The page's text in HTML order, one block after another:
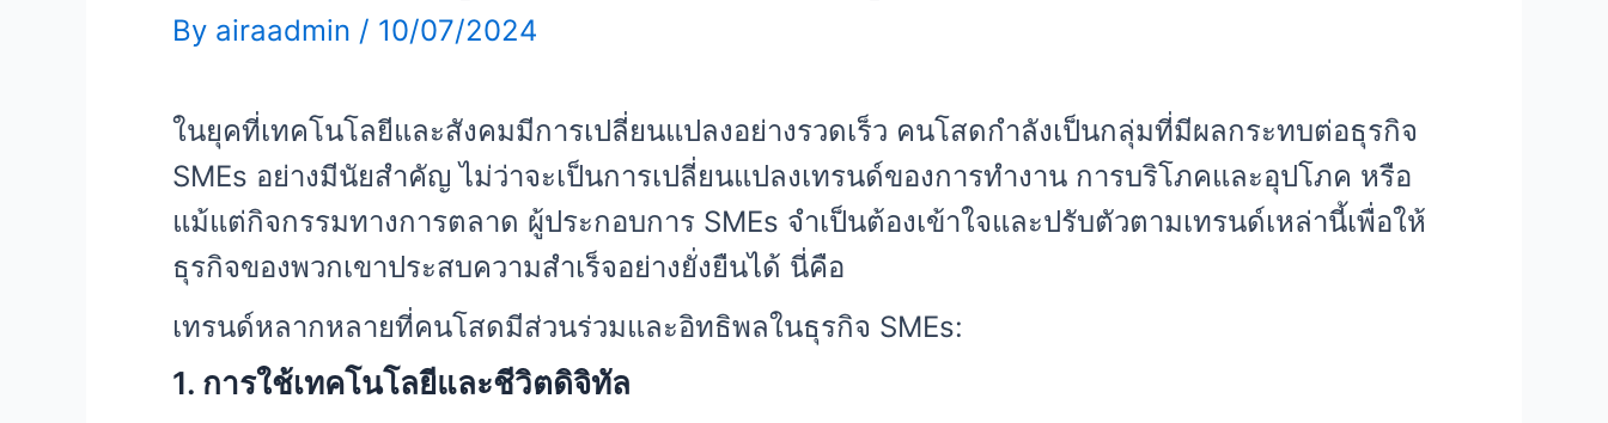
By airaadmin / 10/07/2024
ในยุคที่เทคโนโลยีและสังคมมีการเปลี่ยนแปลงอย่างรวดเร็ว คนโสดกำลังเป็นกลุ่มที่มีผลกระทบต่อธุรกิจ
SMEs อย่างมีนัยสำคัญ ไม่ว่าจะเป็นการเปลี่ยนแปลงเทรนด์ของการทำงาน การบริโภคและอุปโภค หรือ
แม้แต่กิจกรรมทางการตลาด ผู้ประกอบการ SMEs จำเป็นต้องเข้าใจและปรับตัวตามเทรนด์เหล่านี้เพื่อให้
ธุรกิจของพวกเขาประสบความสำเร็จอย่างยั่งยืนได้ นี่คือ
เทรนด์หลากหลายที่คนโสดมีส่วนร่วมและอิทธิพลในธุรกิจ SMEs:
1. การใช้เทคโนโลยีและชีวิตดิจิทัล